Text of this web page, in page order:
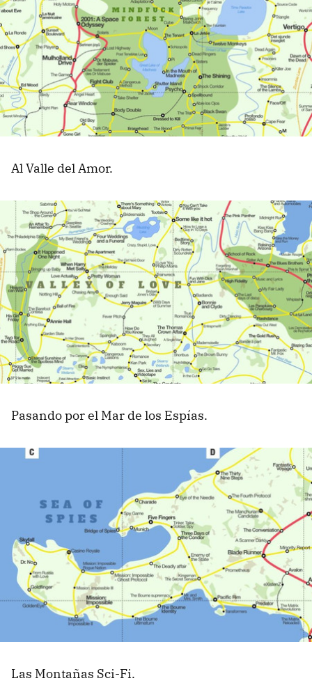
Al Valle del Amor.
Pasando por el Mar de los Espías.
Las Montañas Sci-Fi.